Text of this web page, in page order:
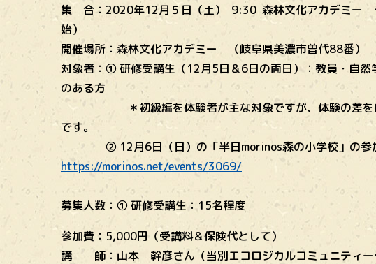
集 合：2020年12月５日（土） 9:30 森林文化アカデミー
始）
開催場所：森林文化アカデミー （岐阜県美濃市曽代88番）
対象者：① 研修受講生（12月5日＆6日の両日）：教員・自然
のある方
＊初級編を体験者が主な対象ですが、体験の差を自
です。
② 12月6日（日）の「半日morinos森の小学校」の参加
https://morinos.net/events/3069/
募集人数：① 研修受講生：15名程度
参加費：5,000円（受講料＆保険代として）
講 師：山本 幹彦さん（当別エコロジカルコミュニティー